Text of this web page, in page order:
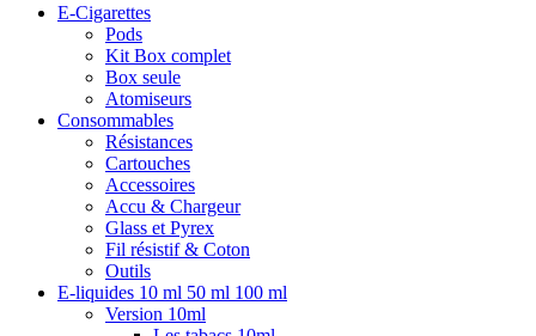
E-Cigarettes
Pods
Kit Box complet
Box seule
Atomiseurs
Consommables
Résistances
Cartouches
Accessoires
Accu & Chargeur
Glass et Pyrex
Fil résistif & Coton
Outils
E-liquides 10 ml 50 ml 100 ml
Version 10ml